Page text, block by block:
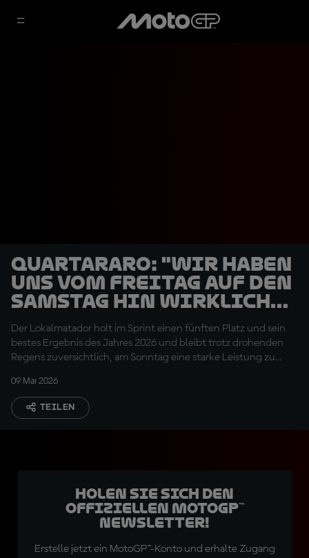
Quartararo: "Wir haben
uns vom Freitag auf den
Samstag hin wirklich
gut entwickelt"
Der Lokalmatador holt im Sprint einen fünften Platz und sein
bestes Ergebnis des Jahres 2026 und bleibt trotz drohenden
Regens zuversichtlich, am Sonntag eine starke Leistung zu
09 Mai 2026
TEILEN
Holen Sie sich den
offiziellen MotoGP™
Newsletter!
Erstelle jetzt ein MotoGP™-Konto und erhalte Zugang